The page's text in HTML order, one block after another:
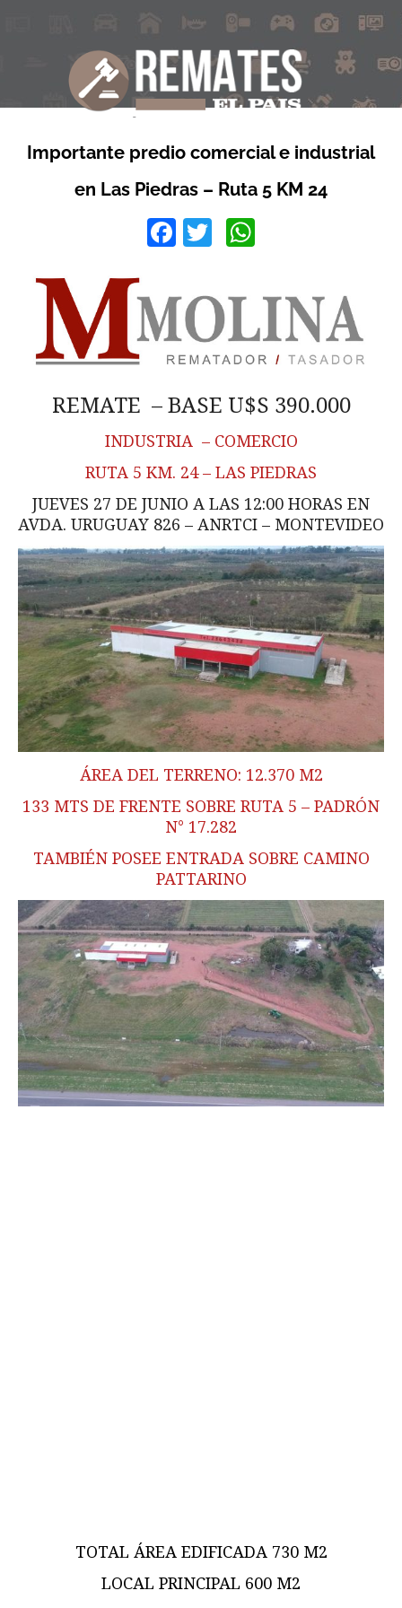
Importante predio comercial e industrial
en Las Piedras – Ruta 5 KM 24
Facebook
Twitter
REMATE – BASE U$S 390.000
INDUSTRIA – COMERCIO
RUTA 5 KM. 24 – LAS PIEDRAS
JUEVES 27 DE JUNIO A LAS 12:00 HORAS EN
AVDA. URUGUAY 826 – ANRTCI – MONTEVIDEO
ÁREA DEL TERRENO: 12.370 M2
133 MTS DE FRENTE SOBRE RUTA 5 – PADRÓN
N° 17.282
TAMBIÉN POSEE ENTRADA SOBRE CAMINO
PATTARINO
TOTAL ÁREA EDIFICADA 730 M2
LOCAL PRINCIPAL 600 M2